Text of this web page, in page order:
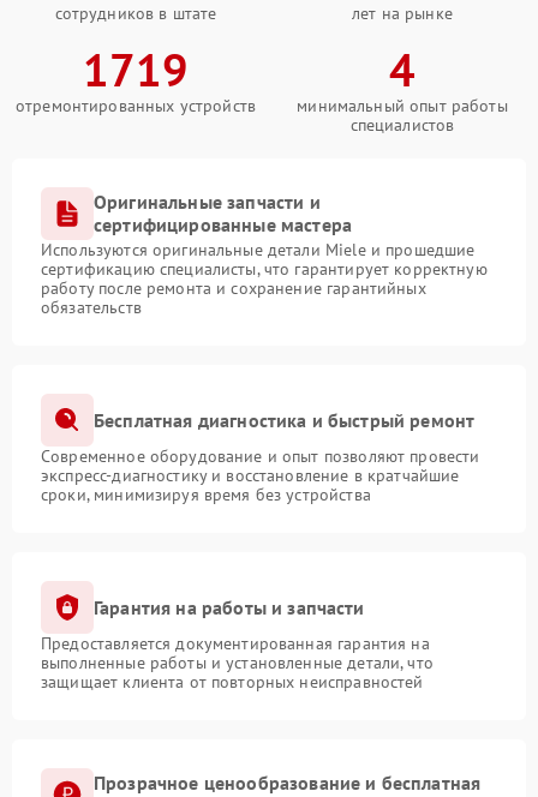
сотрудников в штате лет на рынке
1719
отремонтированных устройств
4
минимальный опыт работы
специалистов
Оригинальные запчасти и
сертифицированные мастера
Используются оригинальные детали Miele и прошедшие
сертификацию специалисты, что гарантирует корректную
работу после ремонта и сохранение гарантийных
обязательств
Бесплатная диагностика и быстрый ремонт
Современное оборудование и опыт позволяют провести
экспресс-диагностику и восстановление в кратчайшие
сроки, минимизируя время без устройства
Гарантия на работы и запчасти
Предоставляется документированная гарантия на
выполненные работы и установленные детали, что
защищает клиента от повторных неисправностей
Прозрачное ценообразование и бесплатная